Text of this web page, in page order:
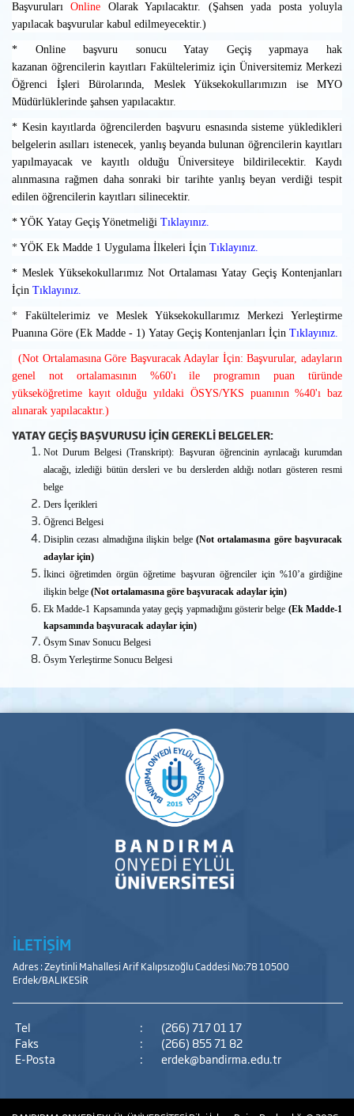
BaşvurularıOnline Olarak Yapılacaktır. (Şahsen yada posta yoluyla
yapılacak başvurular kabul edilmeyecektir.)
* Online başvuru sonucu Yatay Geçiş yapmaya hak
kazanan öğrencilerin kayıtları Fakültelerimiz için Üniversitemiz Merkezi
Öğrenci İşleri Bürolarında, Meslek Yüksekokullarımızın ise MYO
Müdürlüklerinde şahsen yapılacaktır.
* Kesin kayıtlarda öğrencilerden başvuru esnasında sisteme yükledikleri
belgelerin asılları istenecek, yanlış beyanda bulunan öğrencilerin kayıtları
yapılmayacak ve kayıtlı olduğu Üniversiteye bildirilecektir. Kaydı
alınmasına rağmen daha sonraki bir tarihte yanlış beyan verdiği tespit
edilen öğrencilerin kayıtları silinecektir.
* YÖK Yatay Geçiş Yönetmeliği Tıklayınız.
* YÖK Ek Madde 1 Uygulama İlkeleri İçin Tıklayınız.
*Meslek Yüksekokullarımız Not Ortalaması Yatay Geçiş Kontenjanları
İçin Tıklayınız.
* Fakültelerimiz ve Meslek Yüksekokullarımız Merkezi Yerleştirme
Puanına Göre (Ek Madde - 1) Yatay Geçiş Kontenjanları İçin Tıklayınız.
(Not Ortalamasına Göre Başvuracak Adaylar İçin: Başvurular, adayların
genel not ortalamasının %60'ı ile programın puan türünde
yükseköğretime kayıt olduğu yıldaki ÖSYS/YKS puanının %40'ı baz
alınarak yapılacaktır.)
YATAY GEÇİŞ BAŞVURUSU İÇİN GEREKLİ BELGELER:
Not Durum Belgesi (Transkript): Başvuran öğrencinin ayrılacağı kurumdan
alacağı, izlediği bütün dersleri ve bu derslerden aldığı notları gösteren resmi
belge
Ders İçerikleri
Öğrenci Belgesi
Disiplin cezası almadığına ilişkin belge (Not ortalamasına göre başvuracak
adaylar için)
İkinci öğretimden örgün öğretime başvuran öğrenciler için %10’a girdiğine
ilişkin belge (Not ortalamasına göre başvuracak adaylar için)
Ek Madde-1 Kapsamında yatay geçiş yapmadığını gösterir belge (Ek Madde-1
kapsamında başvuracak adaylar için)
Ösym Sınav Sonucu Belgesi
Ösym Yerleştirme Sonucu Belgesi
İLETİŞİM
Adres : Zeytinli Mahallesi Arif Kalıpsızoğlu Caddesi No:78 10500
Erdek/BALIKESİR
Tel :
(266) 717 01 17
Faks
:
(266) 855 71 82
E-Posta
: erdek@bandirma.edu.tr